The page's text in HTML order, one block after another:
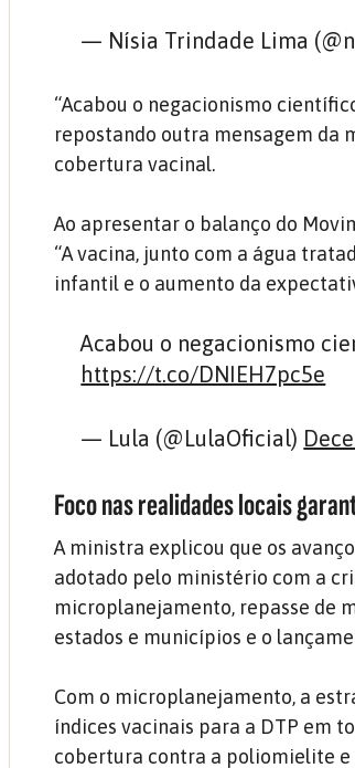
— Nísia Trindade Lima
“Acabou o negacionismo
repostando outra mensagem da
cobertura vacinal.
Ao apresentar o balanço do
“A vacina, junto com a água
infantil e o aumento da
Acabou o negacionismo
https://t.co/DNIEH7pc5e
— Lula (@LulaOficial)
Foco nas realidades locais
A ministra explicou que os
adotado pelo ministério com a
microplanejamento, repasse de
estados e municípios e o
Com o microplanejamento, a
índices vacinais para a DTP em
cobertura contra a poliomielite